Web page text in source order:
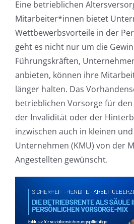
Eine betrieblichen
Mitarbeiter*innen bietet
Wettbewerbsvorteile in der
geht es nicht nur um die
Führungskräften,
anbieten, können ihre
länger halten. Das
betrieblichen Vorsorge für den
der Invalidität oder der
inzwischen auch in kleinen
Unternehmen (KMU) von der
Angestellten gewünscht.